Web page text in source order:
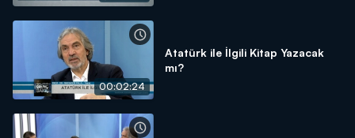
00:02:24
Atatürk ile İlgili Kitap Yazacak
mı?